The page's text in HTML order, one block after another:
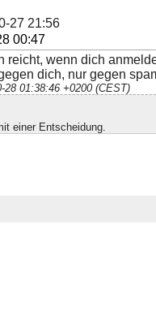
27 21:56
00:47
reicht, wenn dich
dich, nur gegen
28 01:38:46 +0200 (CEST)
einer Entscheidung.